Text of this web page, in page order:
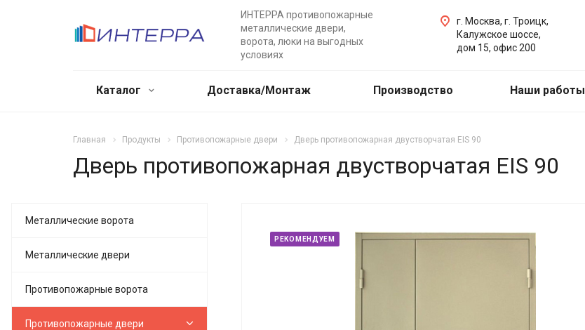
ИНТЕРРА противопожарные
металлические двери,
ворота, люки на выгодных
условиях
г. Москва, г. Троицк,
Калужское шоссе,
дом 15, офис 200
Каталог Доставка/Монтаж Производство Наши работы
Главная Продукты Противопожарные двери Дверь противопожарная двустворчатая EIS 90
Дверь противопожарная двустворчатая EIS 90
РЕКОМЕНДУЕМ
Металлические ворота
Металлические двери
Противопожарные ворота
Противопожарные двери